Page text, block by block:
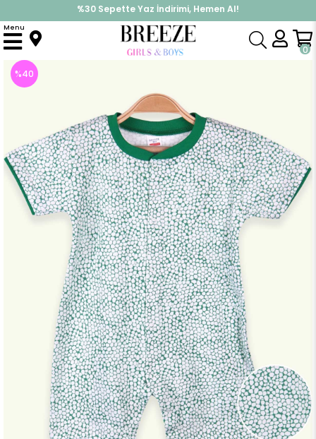
%30 Sepette Yaz İndirimi, Hemen Al!
İndirimlere ek %10 İndirimi Kap, Hemen Üye Ol!
0
Menu
Anasayfa Tulum
%40